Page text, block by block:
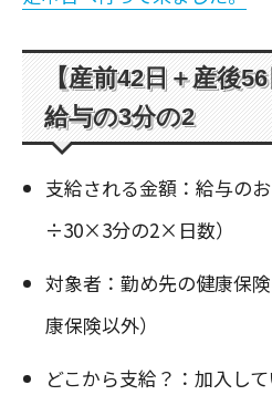
【産前42日＋産後
給与の3分の2
支給される金額：給与の
÷30×3分の2×日数）
対象者：勤め先の健康保
康保険以外）
どこから支給？：加入し